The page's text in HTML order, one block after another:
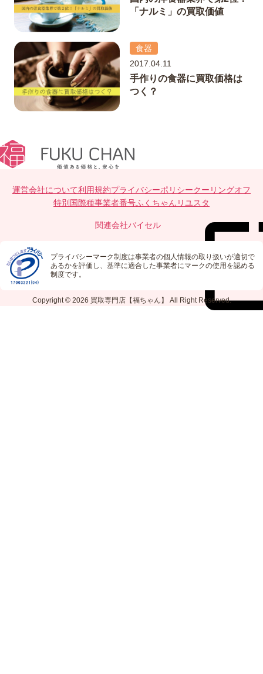
「ナルミ」の買取価値
食器
2017.04.11
手作りの食器に買取価格は
つく？
運営会社について利用規約プライバシーポリシークーリングオフ
特別国際種事業者番号ふくちゃんリユスタ
関連会社バイセル
プライバシーマーク制度は事業者の個人情報の取り扱いが適切で
あるかを評価し、基準に適合した事業者にマークの使用を認める
制度です。
Copyright © 2026 買取専門店【福ちゃん】 All Right Reserved.